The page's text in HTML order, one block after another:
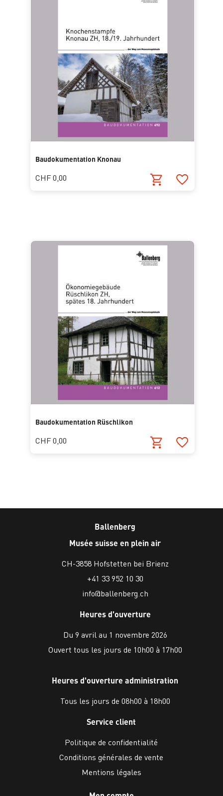
Baudokumentation Knonau
CHF 0,00
Baudokumentation Rüschlikon
CHF 0,00
Ballenberg
Musée suisse en plein air
CH-3858 Hofstetten bei Brienz
+41 33 952 10 30
info@ballenberg.ch
Heures d'ouverture
Du 9 avril au 1 novembre 2026
Ouvert tous les jours de 10h00 à 17h00
Heures d'ouverture administration
Tous les jours de 08h00 à 18h00
Service client
Politique de confidentialité
Conditions générales de vente
Mentions légales